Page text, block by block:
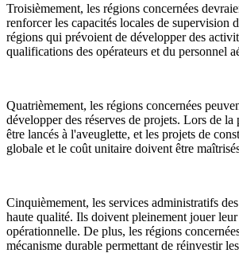
Troisièmement, les régions concernées
renforcer les capacités locales de supervision
régions qui prévoient de développer des
qualifications des opérateurs et du personnel
Quatrièmement, les régions concernées
développer des réserves de projets. Lors de
être lancés à l'aveuglette, et les projets de
globale et le coût unitaire doivent être
Cinquièmement, les services administratifs
haute qualité. Ils doivent pleinement jouer
opérationnelle. De plus, les régions
mécanisme durable permettant de réinvestir